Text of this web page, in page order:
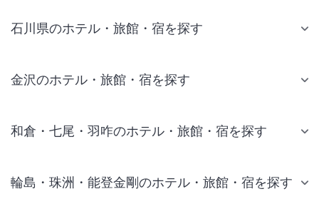
石川県のホテル・旅館・宿を探す
金沢のホテル・旅館・宿を探す
和倉・七尾・羽咋のホテル・旅館・宿を探す
輪島・珠洲・能登金剛のホテル・旅館・宿を探す